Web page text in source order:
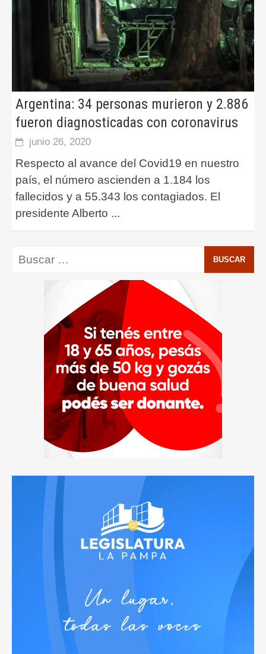
Argentina: 34 personas murieron y 2.886
fueron diagnosticadas con coronavirus
junio 26, 2020
Respecto al avance del Covid19 en nuestro
país, el número ascienden a 1.184 los
fallecidos y a 55.343 los contagiados. El
presidente Alberto ...
Buscar: